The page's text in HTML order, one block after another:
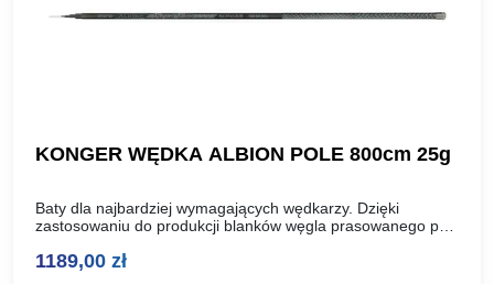
KONGER WĘDKA ALBION POLE 800cm 25g
Baty dla najbardziej wymagających wędkarzy. Dzięki
zastosowaniu do produkcji blanków węgla prasowanego pod
wybitnie szczytową akcję oraz nieporównywalną…
1189,00 zł